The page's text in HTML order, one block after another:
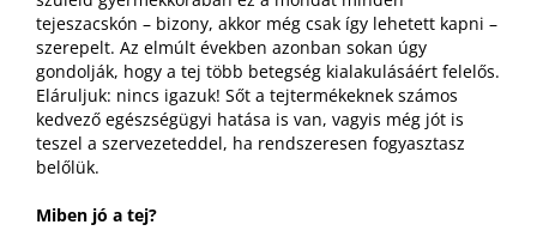
tejeszacskón – bizony, akkor még csak így lehetett kapni –
szerepelt. Az elmúlt években azonban sokan úgy
gondolják, hogy a tej több betegség kialakulásáért felelős.
Eláruljuk: nincs igazuk! Sőt a tejtermékeknek számos
kedvező egészségügyi hatása is van, vagyis még jót is
teszel a szervezeteddel, ha rendszeresen fogyasztasz
belőlük.
Miben jó a tej?